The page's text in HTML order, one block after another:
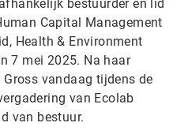
bestuurder en lid
Capital Management
Health & Environment
7 mei 2025. Na haar
vandaag tijdens de
van Ecolab
van bestuur.